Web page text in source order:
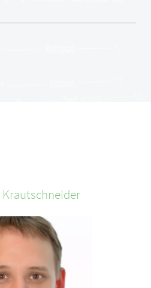
Krautschneider